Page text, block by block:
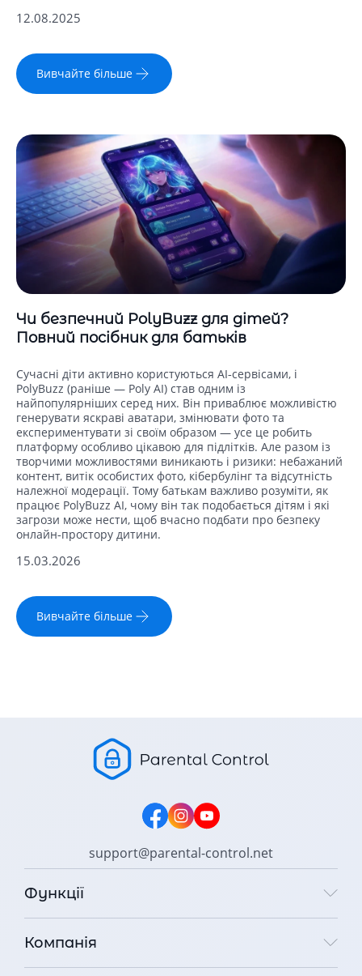
12.08.2025
Вивчайте більше
Чи безпечний PolyBuzz для дітей?
Повний посібник для батьків
Сучасні діти активно користуються AI‑сервісами, і
PolyBuzz (раніше — Poly AI) став одним із
найпопулярніших серед них. Він приваблює можливістю
генерувати яскраві аватари, змінювати фото та
експериментувати зі своїм образом — усе це робить
платформу особливо цікавою для підлітків. Але разом із
творчими можливостями виникають і ризики: небажаний
контент, витік особистих фото, кібербулінг та відсутність
належної модерації. Тому батькам важливо розуміти, як
працює PolyBuzz AI, чому він так подобається дітям і які
загрози може нести, щоб вчасно подбати про безпеку
онлайн‑простору дитини.
15.03.2026
Вивчайте більше
support@parental-control.net
Функції
Компанія